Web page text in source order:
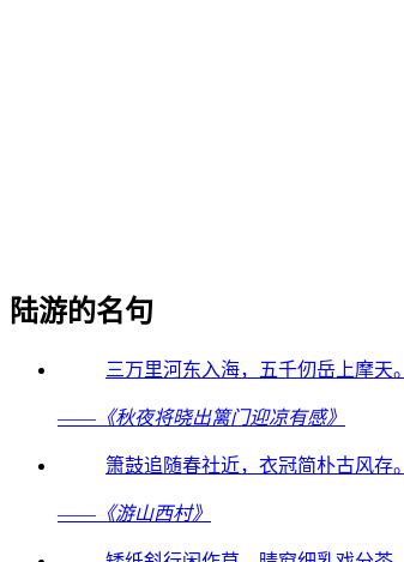
陆游的名句
三万里河东入海，五千仞岳上摩天。
—— 《秋夜将晓出篱门迎凉有感》
箫鼓追随春社近，衣冠简朴古风存。
—— 《游山西村》